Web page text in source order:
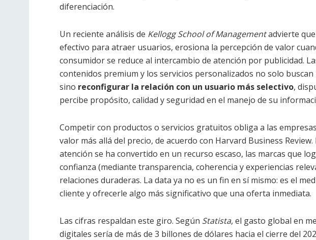
diferenciación.
Un reciente análisis de Kellogg School of Managementadvierte
efectivo para atraer usuarios, erosiona la percepción de valor
consumidor se reduce al intercambio de atención por publicidad.
contenidos premium y los servicios personalizados no solo
sino reconfigurar la relación con un usuario más selectivo,
percibe propósito, calidad y seguridad en el manejo de su
Competir con productos o servicios gratuitos obliga a las
valor más allá del precio, de acuerdo con Harvard Business
atención se ha convertido en un recurso escaso, las marcas que
confianza (mediante transparencia, coherencia y experiencias
relaciones duraderas. La data ya no es un fin en sí mismo: es el
cliente y ofrecerle algo más significativo que una oferta inmediata.
Las cifras respaldan este giro. Según Statista, el gasto global en
digitales sería de más de 3 billones de dólares hacia el cierre del